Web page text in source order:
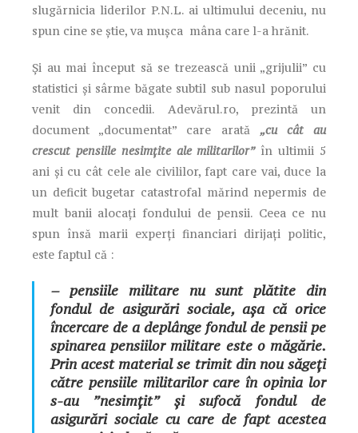
slugărnicia liderilor P.N.L. ai ultimului deceniu, nu
spun cine se știe, va mușca mâna care l-a hrănit.
Și au mai început să se trezească unii „grijulii” cu
statistici și sârme băgate subtil sub nasul poporului
venit din concedii. Adevărul.ro, prezintă un
document „documentat” care arată „cu cât au
crescut pensiile nesimțite ale militarilor”în ultimii 5
ani și cu cât cele ale civililor, fapt care vai, duce la
un deficit bugetar catastrofal mărind nepermis de
mult banii alocați fondului de pensii. Ceea ce nu
spun însă marii experți financiari dirijați politic,
este faptul că :
– pensiile militare nu sunt plătite din
fondul de asigurări sociale, așa că orice
încercare de a deplânge fondul de pensii pe
spinarea pensiilor militare este o măgărie.
Prin acest material se trimit din nou săgeți
către pensiile militarilor care în opinia lor
s-au ”nesimțit” și sufocă fondul de
asigurări sociale cu care de fapt acestea